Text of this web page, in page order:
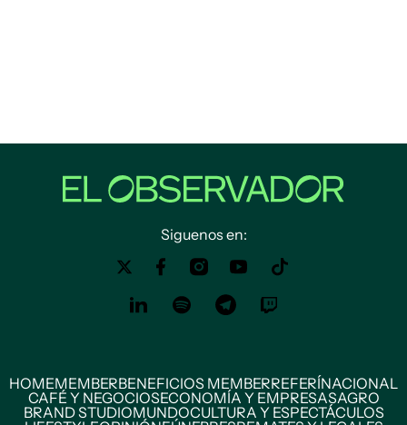
Siguenos en:
HOMEMEMBERBENEFICIOS MEMBERREFERÍNACIONAL
CAFÉ Y NEGOCIOSECONOMÍA Y EMPRESASAGRO
BRAND STUDIOMUNDOCULTURA Y ESPECTÁCULOS